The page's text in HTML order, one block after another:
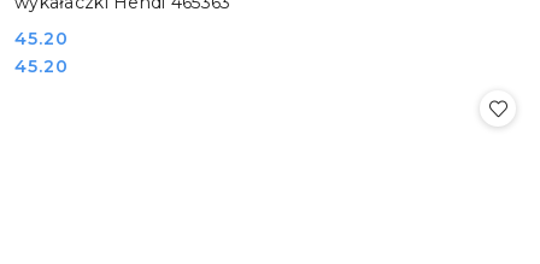
Cena:
45.20
Cena:
45.20